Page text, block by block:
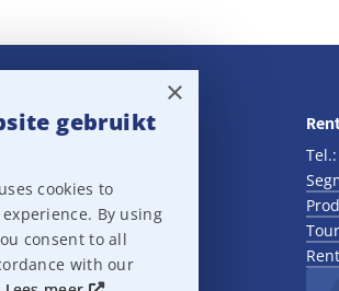
About us
team
Support
Tel.:
×
gebruikt
cookies to
By using
consent to all
with our